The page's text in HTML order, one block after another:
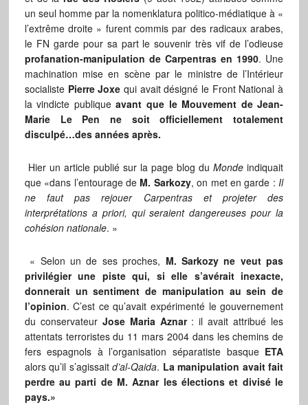
un seul homme par la nomenklatura politico-médiatique à «
l’extrême droite » furent commis par des radicaux arabes,
le FN garde pour sa part le souvenir très vif de l’odieuse
profanation-manipulation de Carpentras en 1990. Une
machination mise en scène par le ministre de l’Intérieur
socialiste Pierre Joxe qui avait désigné le Front National à
la vindicte publiqueavant que le Mouvement de Jean-
Marie Le Pen ne soit officiellement totalement
disculpé…des années après.
Hier un article publié sur la page blog duMonde indiquait
que «dans l’entourage de M. Sarkozy, on met en garde :Il
ne faut pas rejouer Carpentras et projeter des
interprétations a priori, qui seraient dangereuses pour la
cohésion nationale. »
« Selon un de ses proches, M. Sarkozy ne veut pas
privilégier une piste qui, si elle s’avérait inexacte,
donnerait un sentiment de manipulation au sein de
l’opinion. C’est ce qu’avait expérimenté le gouvernement
du conservateur Jose Maria Aznar: il avait attribué les
attentats terroristes du 11 mars 2004 dans les chemins de
fers espagnols à l’organisation séparatiste basque ETA
alors qu’il s’agissaitd’al-Qaida. La manipulation avait fait
perdre au parti de M. Aznar les élections et divisé le
pays.»